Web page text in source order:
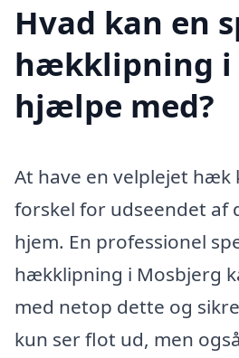
Hvad kan en
hækklipning i
hjælpe med?
At have en velplejet hæk
forskel for udseendet af
hjem. En professionel
hækklipning i Mosbjerg
med netop dette og
kun ser flot ud, men